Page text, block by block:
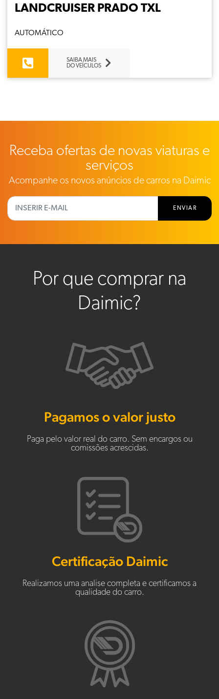
LANDCRUISER PRADO TXL
AUTOMÁTICO
SAIBA MAIS
DO VEÍCULOS
Receba ofertas de novas viaturas e
serviços
Acompanhe os novos anúncios de carros na Daimic
ENVIAR
Por que comprar na
Daimic?
Pagamos o valor justo
Paga pelo valor real do carro. Sem encargos ou
comissões acrescidas.
Certificação Daimic
Realizamos uma analise completa e certificamos a
qualidade do carro.